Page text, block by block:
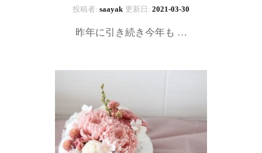
投稿者: saayak 更新日: 2021-03-30
昨年に引き続き今年も …